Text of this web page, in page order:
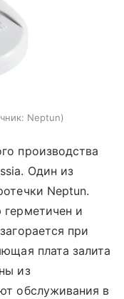
Neptun
производства
Один из
Neptun.
и
при
плата залита
из
обслуживания в